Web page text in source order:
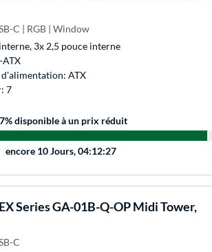
C | RGB | Window
3x 2,5 pouce interne
ATX
ATX
7
% disponible à un prix réduit
encore 10 Jours, 04:12:27
Series GA-01B-Q-OP Midi Tower,
C